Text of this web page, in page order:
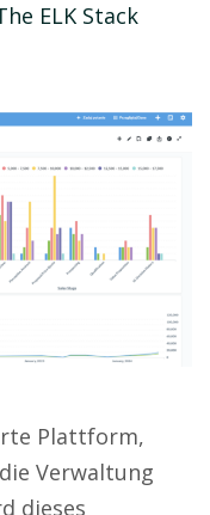
ELK Stack
Plattform,
Verwaltung
dieses